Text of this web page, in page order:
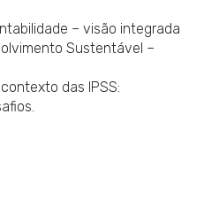
– visão integrada
Sustentável –
das IPSS: